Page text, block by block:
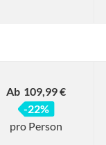
Ab 109,99 €
-22%
pro Person